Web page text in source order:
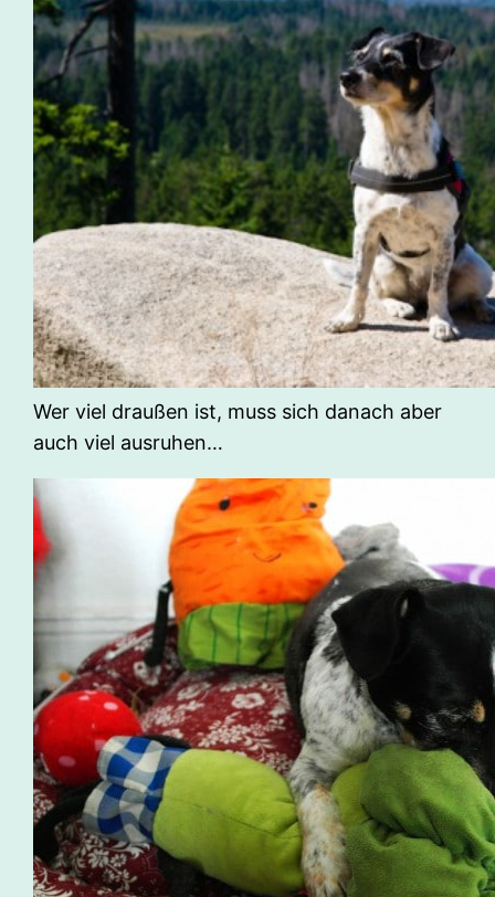
Wer viel draußen ist, muss sich danach aber
auch viel ausruhen…